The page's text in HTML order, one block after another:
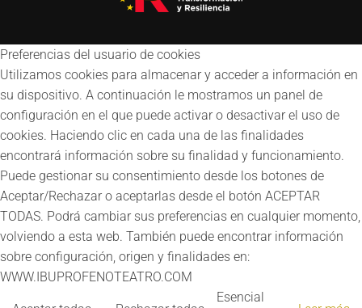
Preferencias del usuario de cookies
Utilizamos cookies para almacenar y acceder a información en
su dispositivo. A continuación le mostramos un panel de
configuración en el que puede activar o desactivar el uso de
cookies. Haciendo clic en cada una de las finalidades
encontrará información sobre su finalidad y funcionamiento.
Puede gestionar su consentimiento desde los botones de
Aceptar/Rechazar o aceptarlas desde el botón ACEPTAR
TODAS. Podrá cambiar sus preferencias en cualquier momento,
volviendo a esta web. También puede encontrar información
sobre configuración, origen y finalidades en:
WWW.IBUPROFENOTEATRO.COM
Esencial